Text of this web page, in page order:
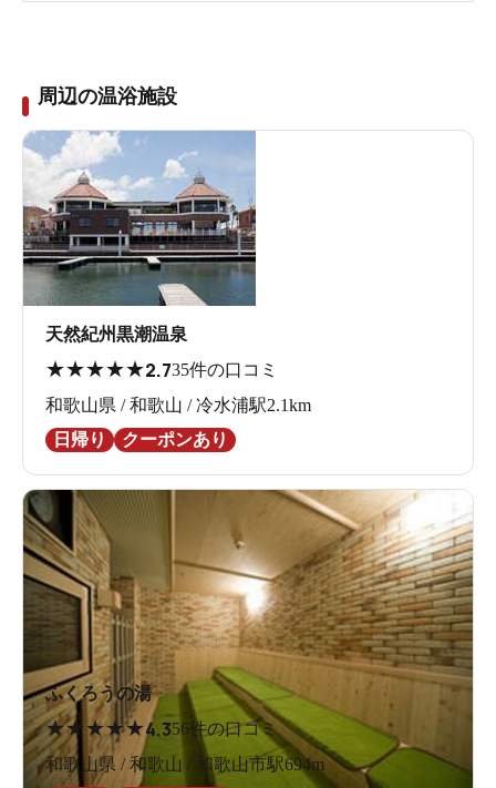
周辺の温浴施設
天然紀州黒潮温泉
★★★★★2.735件の口コミ
和歌山県 / 和歌山 / 冷水浦駅2.1km
日帰り
クーポンあり
ふくろうの湯
★★ ★★★4.356件の口コミ
和歌山県 / 和歌山 / 和歌山市駅694m